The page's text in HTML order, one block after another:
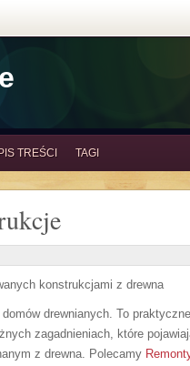
TREŚCI TAGI
konstrukcjami z drewna
drewnianych. To
zagadnieniach, które
z drewna. Polecamy